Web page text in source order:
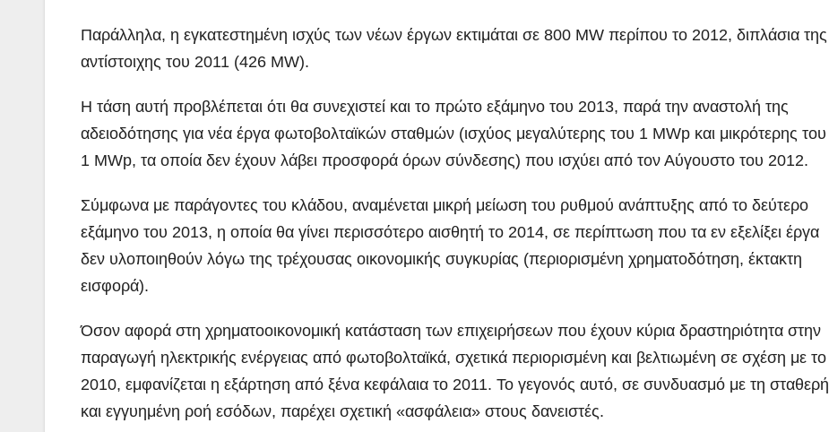
Παράλληλα, η εγκατεστημένη ισχύς των νέων έργων εκτιμάται σε 800 MW περίπου το 2012, διπλάσια της
αντίστοιχης του 2011 (426 MW).
Η τάση αυτή προβλέπεται ότι θα συνεχιστεί και το πρώτο εξάμηνο του 2013, παρά την αναστολή της
αδειοδότησης για νέα έργα φωτοβολταϊκών σταθμών (ισχύος μεγαλύτερης του 1 MWp και μικρότερης του
1 MWp, τα οποία δεν έχουν λάβει προσφορά όρων σύνδεσης) που ισχύει από τον Αύγουστο του 2012.
Σύμφωνα με παράγοντες του κλάδου, αναμένεται μικρή μείωση του ρυθμού ανάπτυξης από το δεύτερο
εξάμηνο του 2013, η οποία θα γίνει περισσότερο αισθητή το 2014, σε περίπτωση που τα εν εξελίξει έργα
δεν υλοποιηθούν λόγω της τρέχουσας οικονομικής συγκυρίας (περιορισμένη χρηματοδότηση, έκτακτη
εισφορά).
Όσον αφορά στη χρηματοοικονομική κατάσταση των επιχειρήσεων που έχουν κύρια δραστηριότητα στην
παραγωγή ηλεκτρικής ενέργειας από φωτοβολταϊκά, σχετικά περιορισμένη και βελτιωμένη σε σχέση με το
2010, εμφανίζεται η εξάρτηση από ξένα κεφάλαια το 2011. Το γεγονός αυτό, σε συνδυασμό με τη σταθερή
και εγγυημένη ροή εσόδων, παρέχει σχετική «ασφάλεια» στους δανειστές.